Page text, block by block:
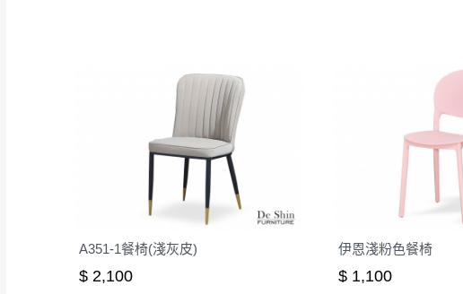
A351-1餐椅(淺灰皮)
$ 2,100
伊恩淺粉色餐椅
$ 1,100